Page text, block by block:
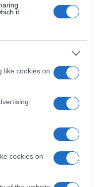
it
like cookies on
cookies on
3
4